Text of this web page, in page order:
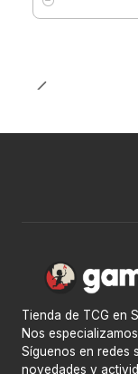
Cantidad
Tienda de TCG en
Nos
Síguenos en redes
novedades y